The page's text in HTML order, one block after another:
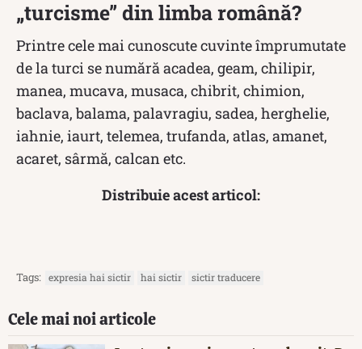
„turcisme” din limba română?
Printre cele mai cunoscute cuvinte împrumutate
de la turci se numără acadea, geam, chilipir,
manea, mucava, musaca, chibrit, chimion,
baclava, balama, palavragiu, sadea, herghelie,
iahnie, iaurt, telemea, trufanda, atlas, amanet,
acaret, sârmă, calcan etc.
Distribuie acest articol:
Tags: expresia hai sictir hai sictir sictir traducere
Cele mai noi articole